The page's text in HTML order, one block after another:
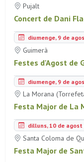
Pujalt
Concert de Dani
diumenge, 9 de
Guimerà
Festes d'Agost de
diumenge, 9 de
La Morana
Festa Major de La
dilluns, 10 de agost
Santa Coloma de
Festa Major de